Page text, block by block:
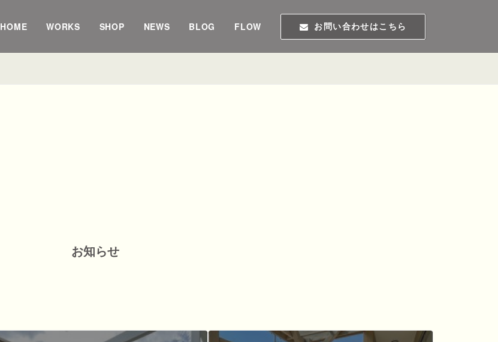
HOME WORKS SHOP NEWS BLOG FLOW お問い合わせはこちら
お知らせ